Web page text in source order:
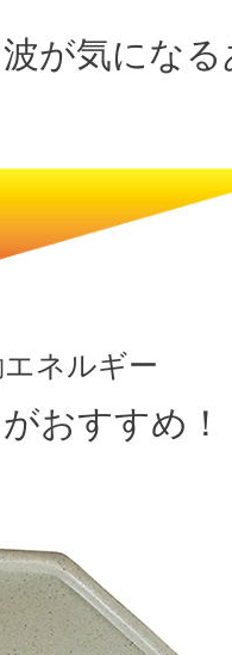
が気になる
ネルギー
がおすすめ！